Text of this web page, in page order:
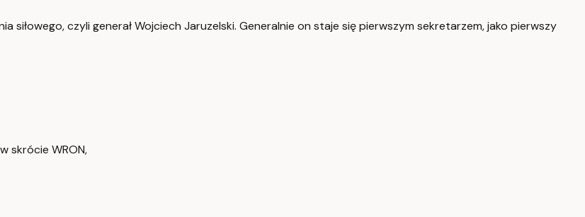
siłowego, czyli generał Wojciech Jaruzelski. Generalnie on staje się pierwszym sekretarzem, jako pierwszy
skrócie WRON,